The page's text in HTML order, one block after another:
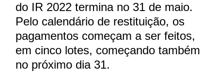
do IR 2022 termina no 31 de maio.
Pelo calendário de restituição, os
pagamentos começam a ser feitos,
em cinco lotes, começando também
no próximo dia 31.